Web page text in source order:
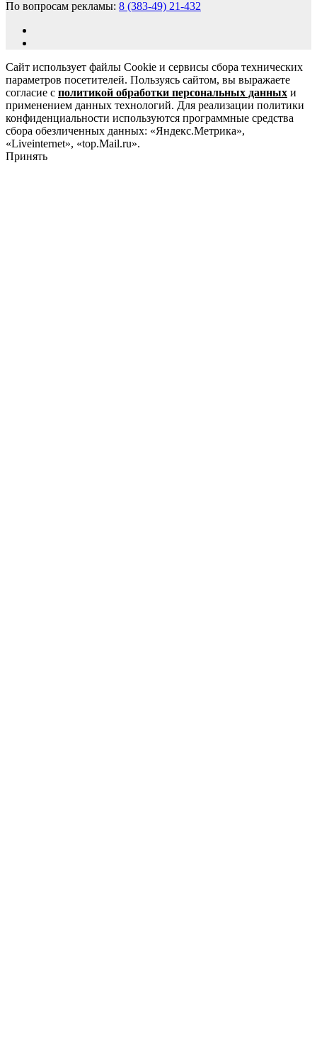
По вопросам рекламы: 8 (383-49) 21-432
Сайт использует файлы Cookie и сервисы сбора технических
параметров посетителей. Пользуясь сайтом, вы выражаете
согласие с политикой обработки персональных данных и
применением данных технологий. Для реализации политики
конфиденциальности используются программные средства
сбора обезличенных данных: «Яндекс.Метрика»,
«Liveinternet», «top.Mail.ru».
Принять